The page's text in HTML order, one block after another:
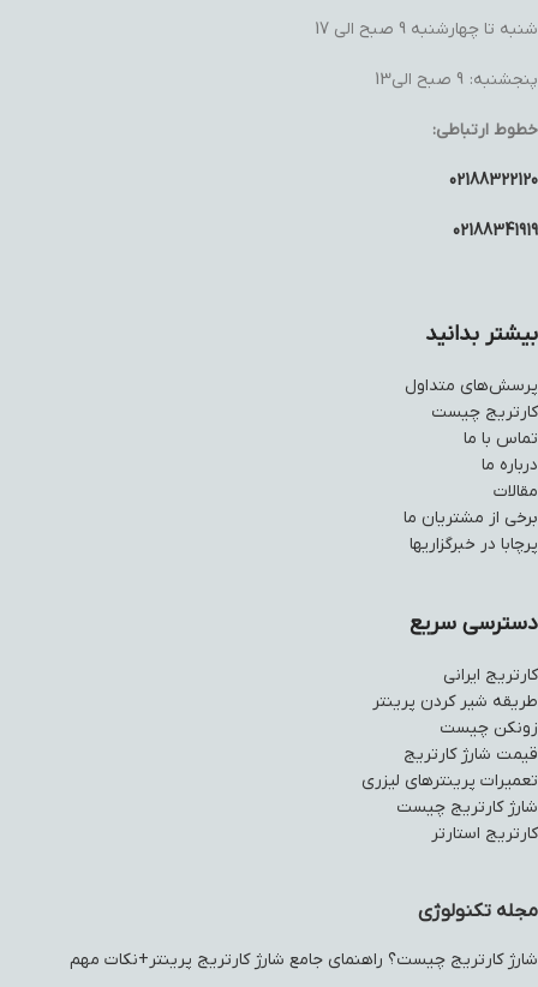
شنبه تا چهارشنبه 9 صبح الی 17
پنجشنبه: 9 صبح الی13
خطوط ارتباطی:
02188322120
02188341919
بیشتر بدانید
پرسش‌های متداول
کارتریج چیست
تماس با ما
درباره ما
مقالات
برخی از مشتریان ما
پرچابا در خبرگزاریها
دسترسی سریع
کارتریج ایرانی
طریقه شیر کردن پرینتر
زونکن چیست
قیمت شارژ کارتریج
تعمیرات پرینترهای لیزری
شارژ کارتریج چیست
کارتریج استارتر
مجله تکنولوژی
شارژ کارتریج چیست؟ راهنمای جامع شارژ کارتریج پرینتر+نکات مهم